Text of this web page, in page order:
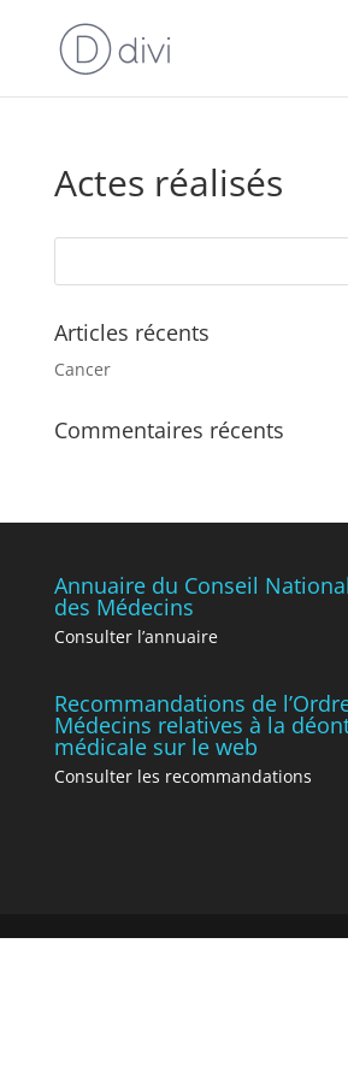
Actes réalisés
Articles récents
Cancer
Commentaires récents
Annuaire du Conseil
des Médecins
Consulter l’annuaire
Recommandations de
Médecins relatives à la
médicale sur le web
Consulter les recommandations